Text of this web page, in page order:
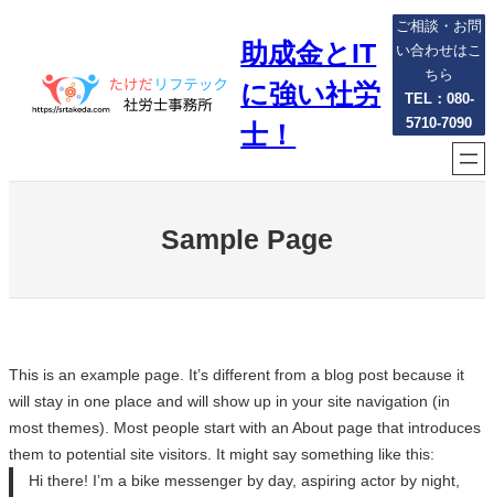
プ
助成金とIT
に強い社労
士！
ご相談・お問
い合わせはこ
ちら
TEL：080-
5710-7090
Sample Page
This is an example page. It’s different from a blog post because it
will stay in one place and will show up in your site navigation (in
most themes). Most people start with an About page that introduces
them to potential site visitors. It might say something like this:
Hi there! I’m a bike messenger by day, aspiring actor by night,